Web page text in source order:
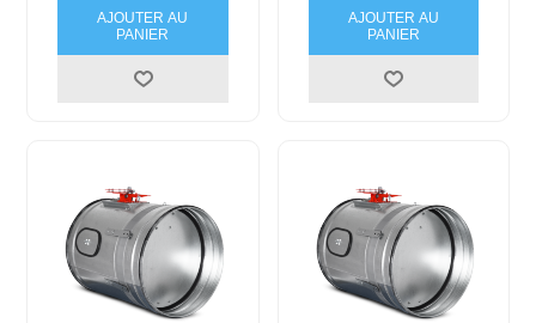
AJOUTER AU
PANIER
AJOUTER AU
PANIER